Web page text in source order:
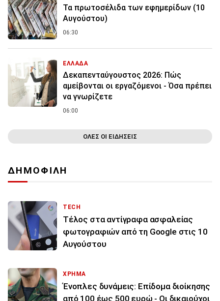
Τα πρωτοσέλιδα των εφημερίδων (10
Αυγούστου)
06:30
ΕΛΛΑΔΑ
Δεκαπενταύγουστος 2026: Πώς
αμείβονται οι εργαζόμενοι - Όσα πρέπει
να γνωρίζετε
06:00
ΟΛΕΣ ΟΙ ΕΙΔΗΣΕΙΣ
ΔΗΜΟΦΙΛΗ
TECH
Τέλος στα αντίγραφα ασφαλείας
φωτογραφιών από τη Google στις 10
Αυγούστου
ΧΡΗΜΑ
Ένοπλες δυνάμεις: Επίδομα διοίκησης
από 100 έως 500 ευρώ - Οι δικαιούχοι